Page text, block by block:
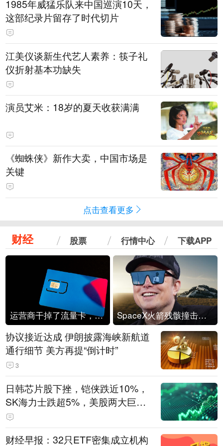
1985年威猛乐队来中国巡演10天，
这部纪录片留存了时代切片
江美仪谈新生代艺人素养：筷子礼
仪折射基本功缺失
演员艾米：18岁的夏天收获满满
《蜘蛛侠》新作大卖，中国市场是
关键
点击查看更多
财经 股票 行情中心 下载APP
运营商干掉了流量卡，他们真的玩不起了 SpaceX火箭残骸撞击月球
协议接近达成 伊朗披露海峡新航道
通行细节 美方再提“倒计时”
3
日韩芯片股下挫，铠侠跌近10%，
SK海力士跌超5%，美股两大巨头
遭遇业绩杀
财经早报：32只ETF密集成立机构